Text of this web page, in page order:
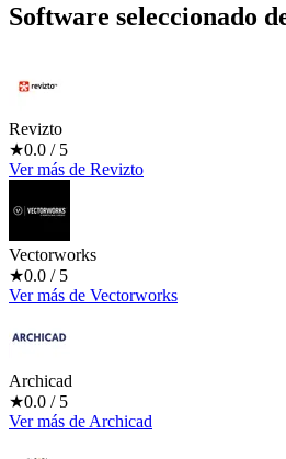
Software seleccionado
Revizto
★0.0 / 5
Ver más de Revizto
Vectorworks
★0.0 / 5
Ver más de Vectorworks
Archicad
★0.0 / 5
Ver más de Archicad